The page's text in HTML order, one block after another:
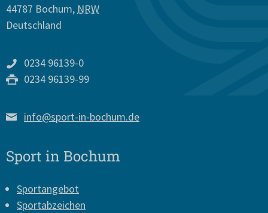
44787 Bochum, NRW
Deutschland
0234 96139-0
0234 96139-99
info@sport-in-bochum.de
Sport in Bochum
Sportangebot
Sportabzeichen